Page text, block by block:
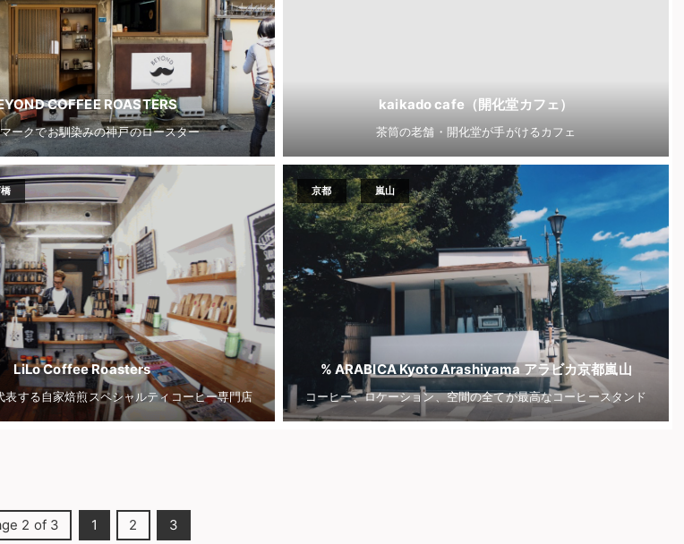
COFFEE ROASTERS
ークでお馴染みの神戸のロースター
kaikado cafe（開化堂カフェ）
茶筒の老舗・開化堂が手がけるカフェ
LiLo Coffee Roasters
表する自家焙煎スペシャルティコーヒー専門店
京都 嵐山
% ARABICA Kyoto Arashiyama アラビカ京都嵐山
コーヒー、ロケーション、空間の全てが最高なコーヒースタンド
2 of 3 1 2 3